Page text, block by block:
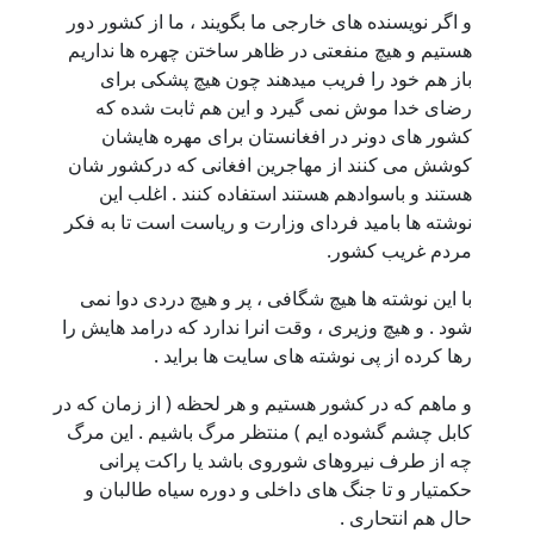
و اگر نویسنده های خارجی ما بگویند ، ما از کشور دور
هستیم و هیچ منفعتی در ظاهر ساختن چهره ها نداریم
باز هم خود را فریب میدهند چون هیچ پشکی برای
رضای خدا موش نمی گیرد و این هم ثابت شده که
کشور های دونر در افغانستان برای مهره هایشان
کوشش می کنند از مهاجرین افغانی که درکشور شان
هستند و باسوادهم هستند استفاده کنند . اغلب این
نوشته ها بامید فردای وزارت و ریاست است تا به فکر
مردم غریب کشور.
با این نوشته ها هیچ شگافی ، پر و هیچ دردی دوا نمی
شود . و هیچ وزیری ، وقت انرا ندارد که درامد هایش را
رها کرده از پی نوشته های سایت ها براید .
و ماهم که در کشور هستیم و هر لحظه ( از زمان که در
کابل چشم گشوده ایم ) منتظر مرگ باشیم . این مرگ
چه از طرف نیروهای شوروی باشد یا راکت پرانی
حکمتیار و تا جنگ های داخلی و دوره سیاه طالبان و
حال هم انتحاری .